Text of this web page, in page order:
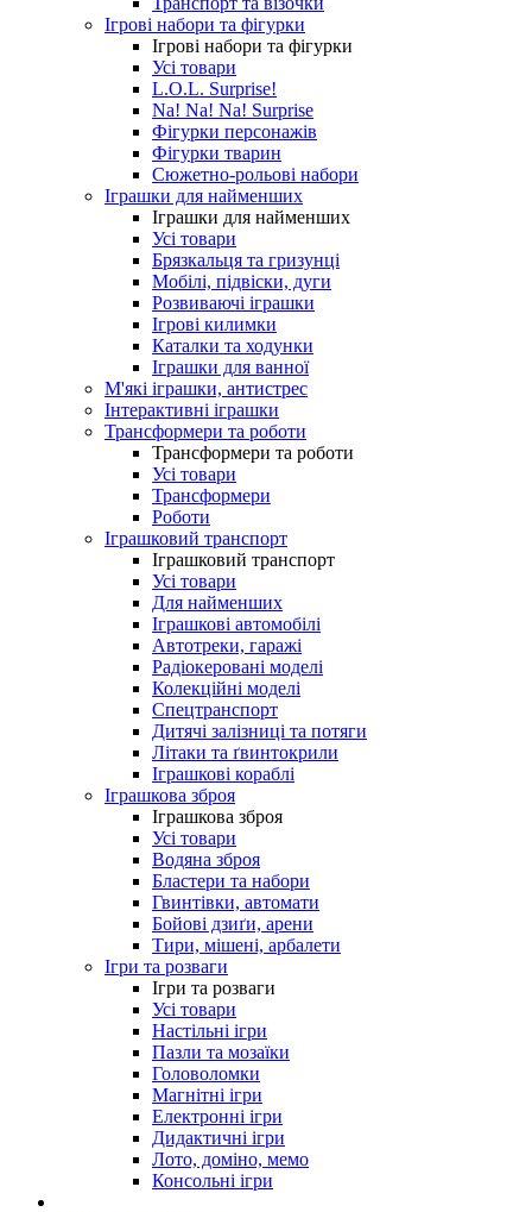
Ігрові набори та фігурки
Ігрові набори та фігурки
Усі товари
L.O.L. Surprise!
Na! Na! Na! Surprise
Фігурки персонажів
Фігурки тварин
Сюжетно-рольові набори
Іграшки для найменших
Іграшки для найменших
Усі товари
Брязкальця та гризунці
Мобілі, підвіски, дуги
Розвиваючі іграшки
Ігрові килимки
Каталки та ходунки
Іграшки для ванної
М'які іграшки, антистрес
Інтерактивні іграшки
Трансформери та роботи
Трансформери та роботи
Усі товари
Трансформери
Роботи
Іграшковий транспорт
Іграшковий транспорт
Усі товари
Для найменших
Іграшкові автомобілі
Автотреки, гаражі
Радіокеровані моделі
Колекційні моделі
Спецтранспорт
Дитячі залізниці та потяги
Літаки та ґвинтокрили
Іграшкові кораблі
Іграшкова зброя
Іграшкова зброя
Усі товари
Водяна зброя
Бластери та набори
Гвинтівки, автомати
Бойові дзиґи, арени
Тири, мішені, арбалети
Ігри та розваги
Ігри та розваги
Усі товари
Настільні ігри
Пазли та мозаїки
Головоломки
Магнітні ігри
Електронні ігри
Дидактичні ігри
Лото, доміно, мемо
Консольні ігри